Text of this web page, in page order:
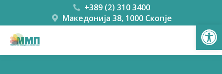
+389 (2) 310 3400
Македонија 38, 1000 Скопје